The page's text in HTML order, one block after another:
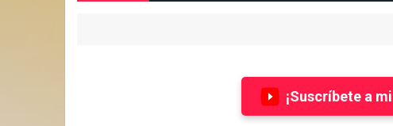
¡Suscríbete a